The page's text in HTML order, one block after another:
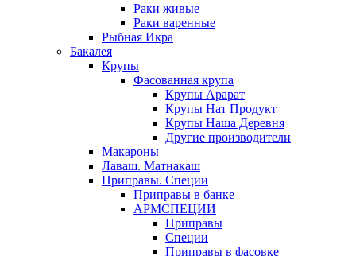
Раки живые
Раки варенные
Рыбная Икра
Бакалея
Крупы
Фасованная крупа
Крупы Арарат
Крупы Нат Продукт
Крупы Наша Деревня
Другие производители
Макароны
Лаваш. Матнакаш
Приправы. Специи
Приправы в банке
АРМСПЕЦИИ
Приправы
Специи
Приправы в фасовке